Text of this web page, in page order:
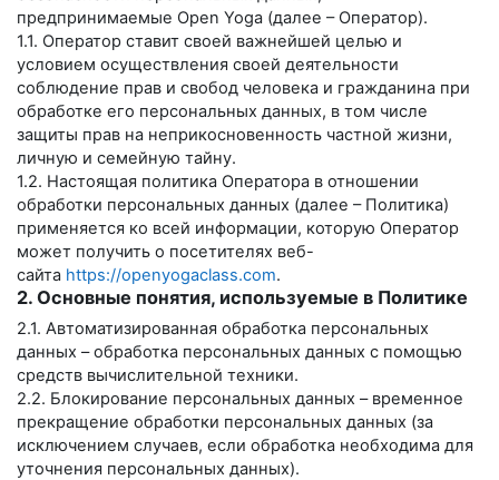
предпринимаемые Open Yoga (далее – Оператор).
1.1. Оператор ставит своей важнейшей целью и
условием осуществления своей деятельности
соблюдение прав и свобод человека и гражданина при
обработке его персональных данных, в том числе
защиты прав на неприкосновенность частной жизни,
личную и семейную тайну.
1.2. Настоящая политика Оператора в отношении
обработки персональных данных (далее – Политика)
применяется ко всей информации, которую Оператор
может получить о посетителях веб-
сайта https://openyogaclass.com.
2. Основные понятия, используемые в Политике
2.1. Автоматизированная обработка персональных
данных – обработка персональных данных с помощью
средств вычислительной техники.
2.2. Блокирование персональных данных – временное
прекращение обработки персональных данных (за
исключением случаев, если обработка необходима для
уточнения персональных данных).